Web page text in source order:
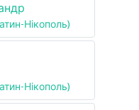
Нікополь)
Нікополь)